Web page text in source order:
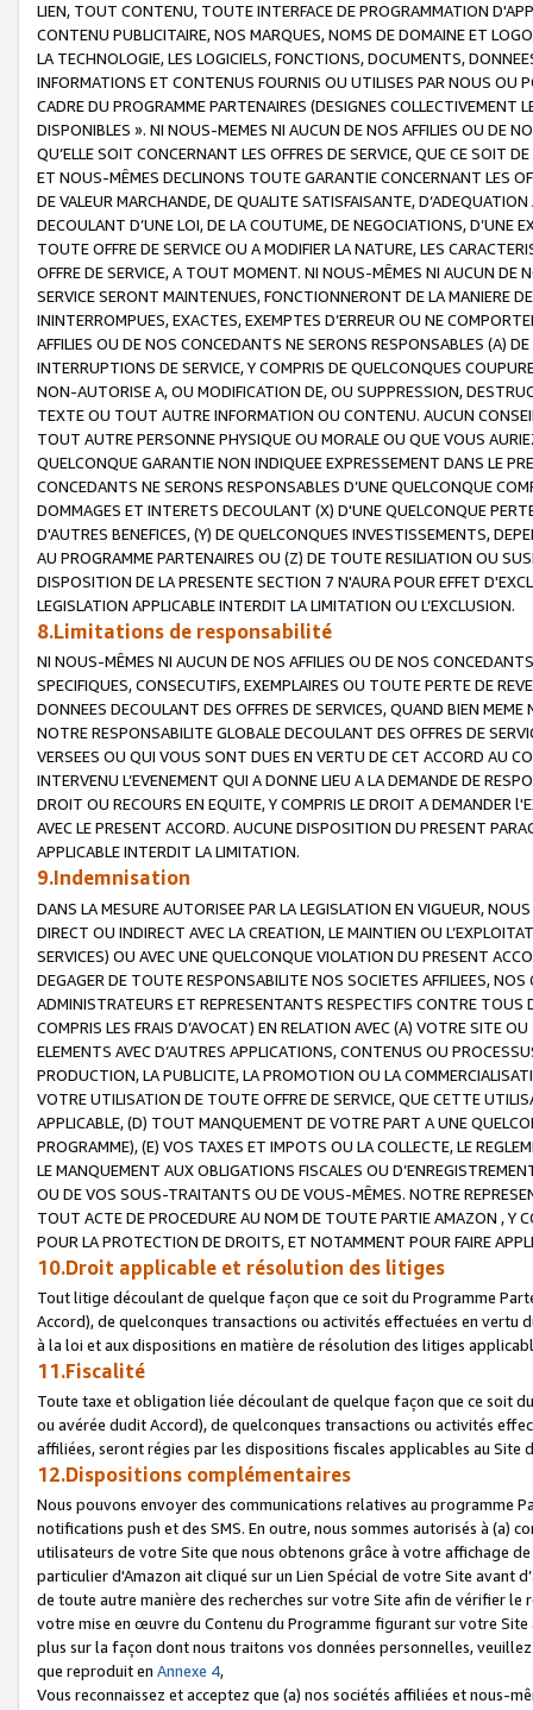
LIEN, TOUT CONTENU, TOUTE INTERFACE DE PROGRAMMATION
CONTENU PUBLICITAIRE, NOS MARQUES, NOMS DE DOMAINE ET
LA TECHNOLOGIE, LES LOGICIELS, FONCTIONS, DOCUMENTS,
INFORMATIONS ET CONTENUS FOURNIS OU UTILISES PAR NOUS OU
CADRE DU PROGRAMME PARTENAIRES (DESIGNES COLLECTIVEMENT
DISPONIBLES ». NI NOUS-MEMES NI AUCUN DE NOS AFFILIES OU DE
QU’ELLE SOIT CONCERNANT LES OFFRES DE SERVICE, QUE CE SOIT
ET NOUS-MÊMES DECLINONS TOUTE GARANTIE CONCERNANT LES
DE VALEUR MARCHANDE, DE QUALITE SATISFAISANTE,
DECOULANT D’UNE LOI, DE LA COUTUME, DE NEGOCIATIONS, D’UNE
TOUTE OFFRE DE SERVICE OU A MODIFIER LA NATURE, LES
OFFRE DE SERVICE, A TOUT MOMENT. NI NOUS-MÊMES NI AUCUN DE
SERVICE SERONT MAINTENUES, FONCTIONNERONT DE LA MANIERE
ININTERROMPUES, EXACTES, EXEMPTES D’ERREUR OU NE
AFFILIES OU DE NOS CONCEDANTS NE SERONS RESPONSABLES (A)
INTERRUPTIONS DE SERVICE, Y COMPRIS DE QUELCONQUES
NON-AUTORISE A, OU MODIFICATION DE, OU SUPPRESSION,
TEXTE OU TOUT AUTRE INFORMATION OU CONTENU. AUCUN
TOUT AUTRE PERSONNE PHYSIQUE OU MORALE OU QUE VOUS
QUELCONQUE GARANTIE NON INDIQUEE EXPRESSEMENT DANS LE
CONCEDANTS NE SERONS RESPONSABLES D’UNE QUELCONQUE
DOMMAGES ET INTERETS DECOULANT (X) D'UNE QUELCONQUE
D'AUTRES BENEFICES, (Y) DE QUELCONQUES INVESTISSEMENTS,
AU PROGRAMME PARTENAIRES OU (Z) DE TOUTE RESILIATION OU
DISPOSITION DE LA PRESENTE SECTION 7 N'AURA POUR EFFET
LEGISLATION APPLICABLE INTERDIT LA LIMITATION OU L’EXCLUSION.
8.Limitations de responsabilité
NI NOUS-MÊMES NI AUCUN DE NOS AFFILIES OU DE NOS
SPECIFIQUES, CONSECUTIFS, EXEMPLAIRES OU TOUTE PERTE DE
DONNEES DECOULANT DES OFFRES DE SERVICES, QUAND BIEN
NOTRE RESPONSABILITE GLOBALE DECOULANT DES OFFRES DE
VERSEES OU QUI VOUS SONT DUES EN VERTU DE CET ACCORD AU
INTERVENU L’EVENEMENT QUI A DONNE LIEU A LA DEMANDE DE
DROIT OU RECOURS EN EQUITE, Y COMPRIS LE DROIT A DEMANDER
AVEC LE PRESENT ACCORD. AUCUNE DISPOSITION DU PRESENT
APPLICABLE INTERDIT LA LIMITATION.
9.Indemnisation
DANS LA MESURE AUTORISEE PAR LA LEGISLATION EN VIGUEUR,
DIRECT OU INDIRECT AVEC LA CREATION, LE MAINTIEN OU
SERVICES) OU AVEC UNE QUELCONQUE VIOLATION DU PRESENT
DEGAGER DE TOUTE RESPONSABILITE NOS SOCIETES AFFILIEES,
ADMINISTRATEURS ET REPRESENTANTS RESPECTIFS CONTRE
COMPRIS LES FRAIS D’AVOCAT) EN RELATION AVEC (A) VOTRE SITE
ELEMENTS AVEC D’AUTRES APPLICATIONS, CONTENUS OU
PRODUCTION, LA PUBLICITE, LA PROMOTION OU LA
VOTRE UTILISATION DE TOUTE OFFRE DE SERVICE, QUE CETTE
APPLICABLE, (D) TOUT MANQUEMENT DE VOTRE PART A UNE
PROGRAMME), (E) VOS TAXES ET IMPOTS OU LA COLLECTE, LE
LE MANQUEMENT AUX OBLIGATIONS FISCALES OU
OU DE VOS SOUS-TRAITANTS OU DE VOUS-MÊMES. NOTRE
TOUT ACTE DE PROCEDURE AU NOM DE TOUTE PARTIE AMAZON , Y
POUR LA PROTECTION DE DROITS, ET NOTAMMENT POUR FAIRE
10.Droit applicable et résolution des litiges
Tout litige découlant de quelque façon que ce soit du Programme
Accord), de quelconques transactions ou activités effectuées en vertu
à la loi et aux dispositions en matière de résolution des litiges
11.Fiscalité
Toute taxe et obligation liée découlant de quelque façon que ce soit
ou avérée dudit Accord), de quelconques transactions ou activités
affiliées, seront régies par les dispositions fiscales applicables au Site
12.Dispositions complémentaires
Nous pouvons envoyer des communications relatives au programme
notifications push et des SMS. En outre, nous sommes autorisés à
utilisateurs de votre Site que nous obtenons grâce à votre affichage
particulier d'Amazon ait cliqué sur un Lien Spécial de votre Site avant
de toute autre manière des recherches sur votre Site afin de vérifier
votre mise en œuvre du Contenu du Programme figurant sur votre
plus sur la façon dont nous traitons vos données personnelles,
que reproduit en Annexe 4,
Vous reconnaissez et acceptez que (a) nos sociétés affiliées et nous-